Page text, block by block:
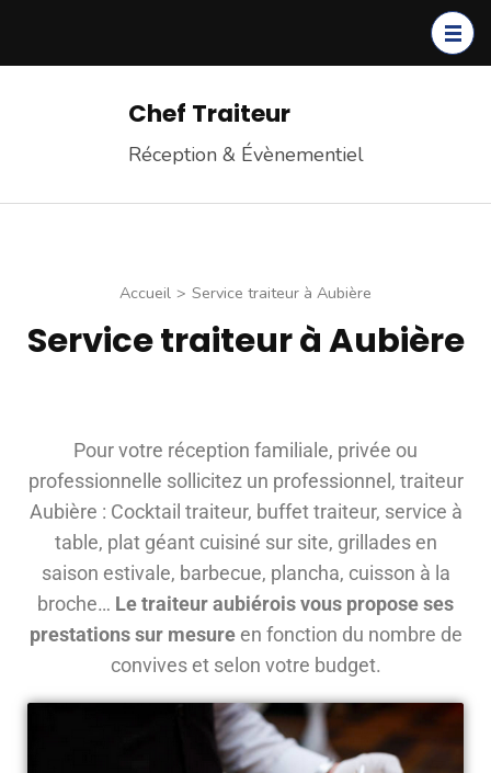
Chef Traiteur
Réception & Évènementiel
Accueil > Service traiteur à Aubière
Service traiteur à Aubière
Pour votre réception familiale, privée ou
professionnelle sollicitez un professionnel, traiteur
Aubière : Cocktail traiteur, buffet traiteur, service à
table, plat géant cuisiné sur site, grillades en
saison estivale, barbecue, plancha, cuisson à la
broche… Le traiteur aubiérois vous propose ses
prestations sur mesureen fonction du nombre de
convives et selon votre budget.